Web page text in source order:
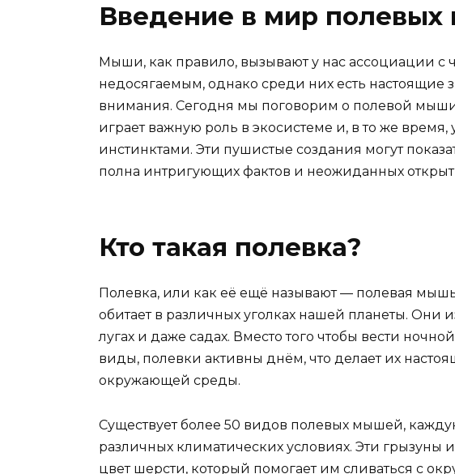
Введение в мир
Мыши, как правило, вызывают у нас ассоциации с
недосягаемым, однако среди них есть настоящие
внимания. Сегодня мы поговорим о полевой
играет важную роль в экосистеме и, в то же
инстинктами. Эти пушистые создания могут
полна интригующих фактов и неожиданных
Кто такая полевка?
Полевка, или как её ещё называют — полевая
обитает в различных уголках нашей планеты. Они
лугах и даже садах. Вместо того чтобы вести
виды, полевки активны днём, что делает их
окружающей среды.
Существует более 50 видов полевых мышей,
различных климатических условиях. Эти
цвет шерсти, который помогает им сливаться с